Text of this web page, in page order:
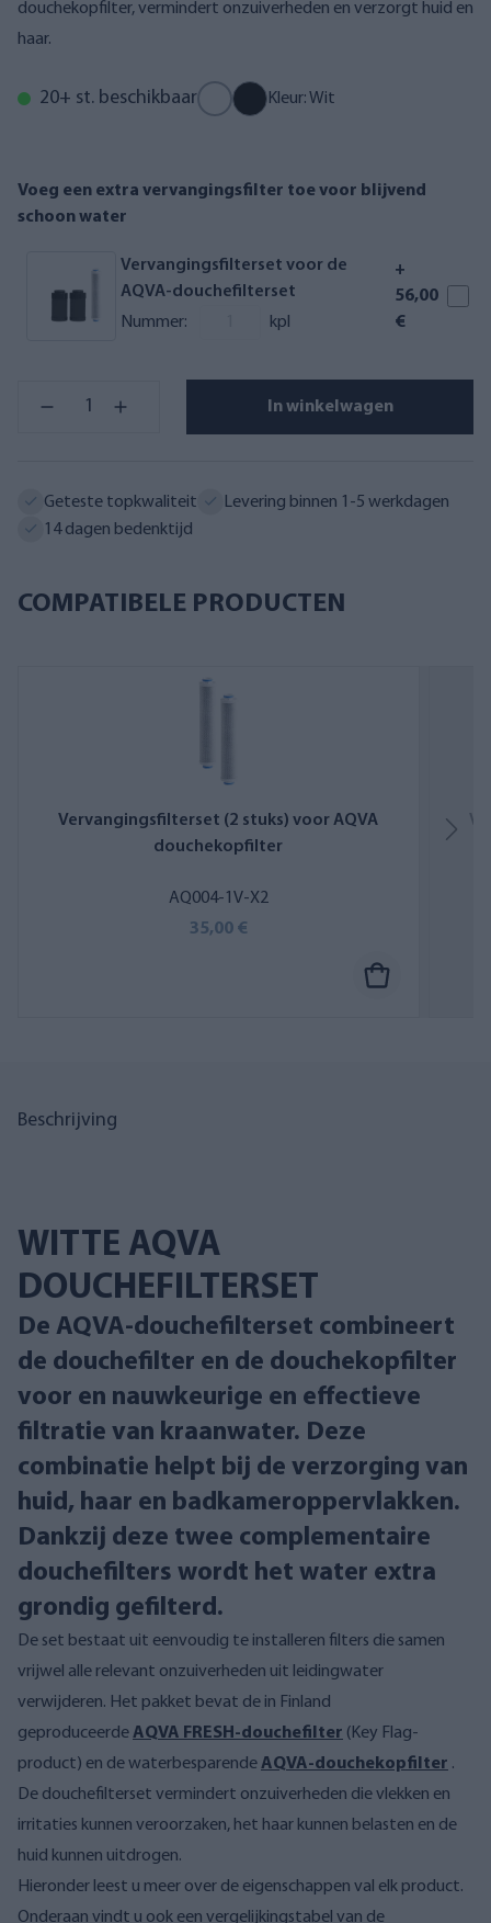
douchekopfilter, vermindert onzuiverheden en verzorgt huid en
haar.
20+ st. beschikbaar Kleur: Wit
Voeg een extra vervangingsfilter toe voor blijvend
schoon water
Vervangingsfilterset voor de
AQVA-douchefilterset
Nummer:
kpl
+
56,00
€
In winkelwagen
Geteste topkwaliteit
Levering binnen 1-5 werkdagen
14 dagen bedenktijd
COMPATIBELE PRODUCTEN
Vervangingsfilterset (2 stuks) voor AQVA
douchekopfilter
AQ004-1V-X2
35,00 €
Beschrijving
WITTE AQVA
DOUCHEFILTERSET
De AQVA-douchefilterset combineert
de douchefilter en de douchekopfilter
voor en nauwkeurige en effectieve
filtratie van kraanwater. Deze
combinatie helpt bij de verzorging van
huid, haar en badkameroppervlakken.
Dankzij deze twee complementaire
douchefilters wordt het water extra
grondig gefilterd.
De set bestaat uit eenvoudig te installeren filters die samen
vrijwel alle relevant onzuiverheden uit leidingwater
verwijderen. Het pakket bevat de in Finland
geproduceerdeAQVA FRESH-douchefilter (Key Flag-
product) en de waterbesparendeAQVA-douchekopfilter .
De douchefilterset vermindert onzuiverheden die vlekken en
irritaties kunnen veroorzaken, het haar kunnen belasten en de
huid kunnen uitdrogen.
Hieronder leest u meer over de eigenschappen val elk product.
Onderaan vindt u ook een vergelijkingstabel van de